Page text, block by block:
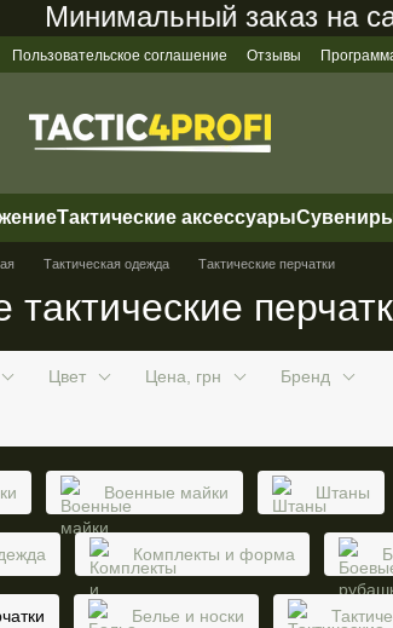
Минимальный заказ на
Пользовательское соглашение Отзывы
Тактические аксессуары
Тактическая одежда Тактические перчатки
тактические
Цвет Цена, грн Бренд
Военные майки Штаны
Комплекты и форма
Белье и носки